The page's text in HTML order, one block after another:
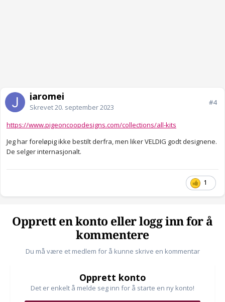
jaromei
Skrevet20. september 2023
#4
https://www.pigeoncoopdesigns.com/collections/all-kits
Jeg har foreløpig ikke bestilt derfra, men liker VELDIG godt designene.
De selger internasjonalt.
1
Opprett en konto eller logg inn for å
kommentere
Du må være et medlem for å kunne skrive en kommentar
Opprett konto
Det er enkelt å melde seg inn for å starte en ny konto!